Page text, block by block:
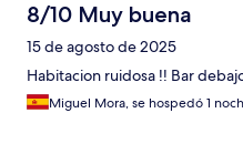
8/10 Muy buena
15 de agosto de 2025
Habitacion ruidosa !! Bar
Miguel Mora, se hospedó 1